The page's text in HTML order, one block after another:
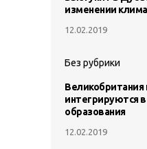
изменении
12.02.2019
Без рубрики
Великобритания
интегрируются
образования
12.02.2019